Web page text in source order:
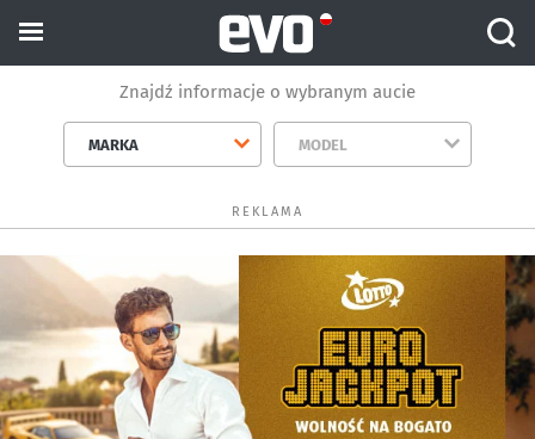
Znajdź informacje o wybranym aucie
MARKA MODEL
REKLAMA